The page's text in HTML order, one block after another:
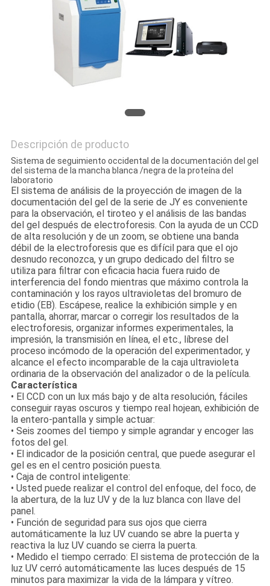
Descripción de producto
Sistema de seguimiento occidental de la documentación del gel
del sistema de la mancha blanca /negra de la proteína del
laboratorio
El sistema de análisis de la proyección de imagen de la
documentación del gel de la serie de JY es conveniente
para la observación, el tiroteo y el análisis de las bandas
del gel después de electroforesis. Con la ayuda de un CCD
de alta resolución y de un zoom, se obtiene una banda
débil de la electroforesis que es difícil para que el ojo
desnudo reconozca, y un grupo dedicado del filtro se
utiliza para filtrar con eficacia hacia fuera ruido de
interferencia del fondo mientras que máximo controla la
contaminación y los rayos ultravioletas del bromuro de
etidio (EB). Escápese, realice la exhibición simple y en
pantalla, ahorrar, marcar o corregir los resultados de la
electroforesis, organizar informes experimentales, la
impresión, la transmisión en línea, el etc., líbrese del
proceso incómodo de la operación del experimentador, y
alcance el efecto incomparable de la caja ultravioleta
ordinaria de la observación del analizador o de la película.
Característica
• El CCD con un lux más bajo y de alta resolución, fáciles
conseguir rayas oscuros y tiempo real hojean, exhibición de
la entero-pantalla y simple actuar:
• Seis zoomes del tiempo y simple agrandar y encoger las
fotos del gel.
• El indicador de la posición central, que puede asegurar el
gel es en el centro posición puesta.
• Caja de control inteligente:
• Usted puede realizar el control del enfoque, del foco, de
la abertura, de la luz UV y de la luz blanca con llave del
panel.
• Función de seguridad para sus ojos que cierra
automáticamente la luz UV cuando se abre la puerta y
reactiva la luz UV cuando se cierra la puerta.
• Medido el tiempo cerrado: El sistema de protección de la
luz UV cerró automáticamente las luces después de 15
minutos para maximizar la vida de la lámpara y vítreo.